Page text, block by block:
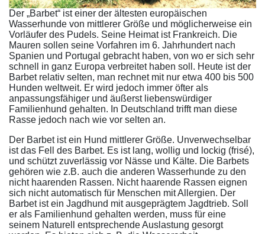
Der „Barbet“ ist einer der ältesten europäischen
Wasserhunde von mittlerer Größe und möglicherweise ein
Vorläufer des Pudels. Seine Heimat ist Frankreich. Die
Mauren sollen seine Vorfahren im 6. Jahrhundert nach
Spanien und Portugal gebracht haben, von wo er sich sehr
schnell in ganz Europa verbreitet haben soll. Heute ist der
Barbet relativ selten, man rechnet mit nur etwa 400 bis 500
Hunden weltweit. Er wird jedoch immer öfter als
anpassungsfähiger und äußerst liebenswürdiger
Familienhund gehalten. In Deutschland trifft man diese
Rasse jedoch nach wie vor selten an.
Der Barbet ist ein Hund mittlerer Größe. Unverwechselbar
ist das Fell des Barbet. Es ist lang, wollig und lockig (frisé),
und schützt zuverlässig vor Nässe und Kälte. Die Barbets
gehören wie z.B. auch die anderen Wasserhunde zu den
nicht haarenden Rassen. Nicht haarende Rassen eignen
sich nicht automatisch für Menschen mit Allergien. Der
Barbet ist ein Jagdhund mit ausgeprägtem Jagdtrieb. Soll
er als Familienhund gehalten werden, muss für eine
seinem Naturell entsprechende Auslastung gesorgt